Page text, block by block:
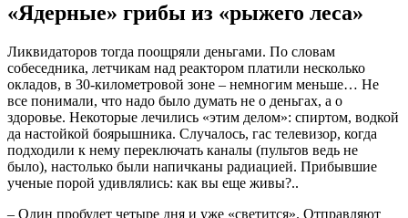
«Ядерные» грибы из «рыжего леса»
Ликвидаторов тогда поощряли деньгами. По словам
собеседника, летчикам над реактором платили несколько
окладов, в 30-километровой зоне – немногим меньше… Не
все понимали, что надо было думать не о деньгах, а о
здоровье. Некоторые лечились «этим делом»: спиртом, водкой
да настойкой боярышника. Случалось, гас телевизор, когда
подходили к нему переключать каналы (пультов ведь не
было), настолько были напичканы радиацией. Прибывшие
ученые порой удивлялись: как вы еще живы?..
– Один пробудет четыре дня и уже «светится». Отправляют